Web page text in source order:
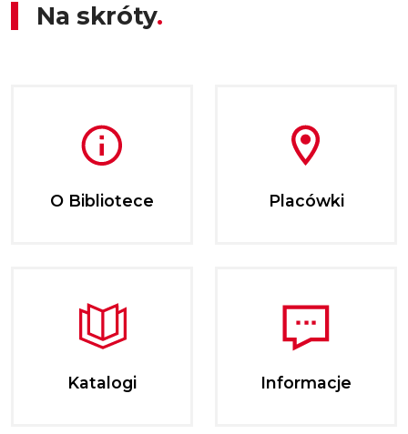
Na skróty
O Bibliotece Placówki
Katalogi Informacje